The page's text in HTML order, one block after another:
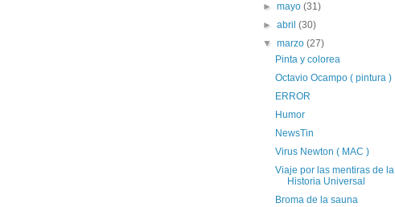
►mayo(31)
►abril(30)
▼marzo(27)
Pinta y colorea
Octavio Ocampo ( pintura )
ERROR
Humor
NewsTin
Virus Newton ( MAC )
Viaje por las mentiras de la
Historia Universal
Broma de la sauna